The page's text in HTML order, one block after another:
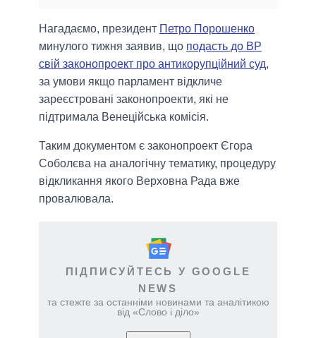
Нагадаємо, президент Петро Порошенко
минулого тижня заявив, що подасть до ВР
свій законопроект про антикорупційний суд,
за умови якщо парламент відкличе
зареєстровані законопроекти, які не
підтримала Венеційська комісія.
Таким документом є законопроект Єгора
Соболєва на аналогічну тематику, процедуру
відкликання якого Верховна Рада вже
провалювала.
ПІДПИСУЙТЕСЬ У GOOGLE
NEWS
та стежте за останніми новинами та аналітикою
від «Слово і діло»